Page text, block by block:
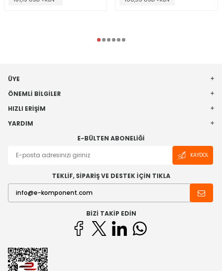
ÜYE
ÖNEMLI BILGILER
HIZLI ERIŞIM
YARDIM
E-BÜLTEN ABONELIĞI
KAYDOL
TEKLİF, SİPARİŞ VE DESTEK İÇİN TIKLA
BIZI TAKIP EDIN